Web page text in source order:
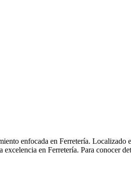
enfocada en Ferretería.
en Ferretería. Para conocer